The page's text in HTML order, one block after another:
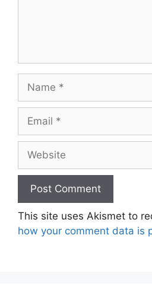
Name
Email
Website
This site uses Akismet to
how your comment data is